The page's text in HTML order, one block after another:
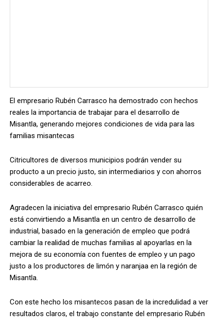
El empresario Rubén Carrasco ha demostrado con hechos
reales la importancia de trabajar para el desarrollo de
Misantla, generando mejores condiciones de vida para las
familias misantecas
Citricultores de diversos municipios podrán vender su
producto a un precio justo, sin intermediarios y con ahorros
considerables de acarreo.
Agradecen la iniciativa del empresario Rubén Carrasco quién
está convirtiendo a Misantla en un centro de desarrollo de
industrial, basado en la generación de empleo que podrá
cambiar la realidad de muchas familias al apoyarlas en la
mejora de su economía con fuentes de empleo y un pago
justo a los productores de limón y naranjaa en la región de
Misantla.
Con este hecho los misantecos pasan de la incredulidad a ver
resultados claros, el trabajo constante del empresario Rubén